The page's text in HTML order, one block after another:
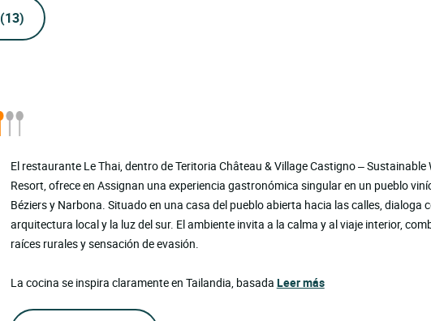
(13)
El restaurante Le Thai, dentro de Teritoria Château & Village Castigno – Sustainable
Resort, ofrece en Assignan una experiencia gastronómica singular en un pueblo
Béziers y Narbona. Situado en una casa del pueblo abierta hacia las calles, dialoga
arquitectura local y la luz del sur. El ambiente invita a la calma y al viaje interior,
raíces rurales y sensación de evasión.
La cocina se inspira claramente en Tailandia, basada Leer más